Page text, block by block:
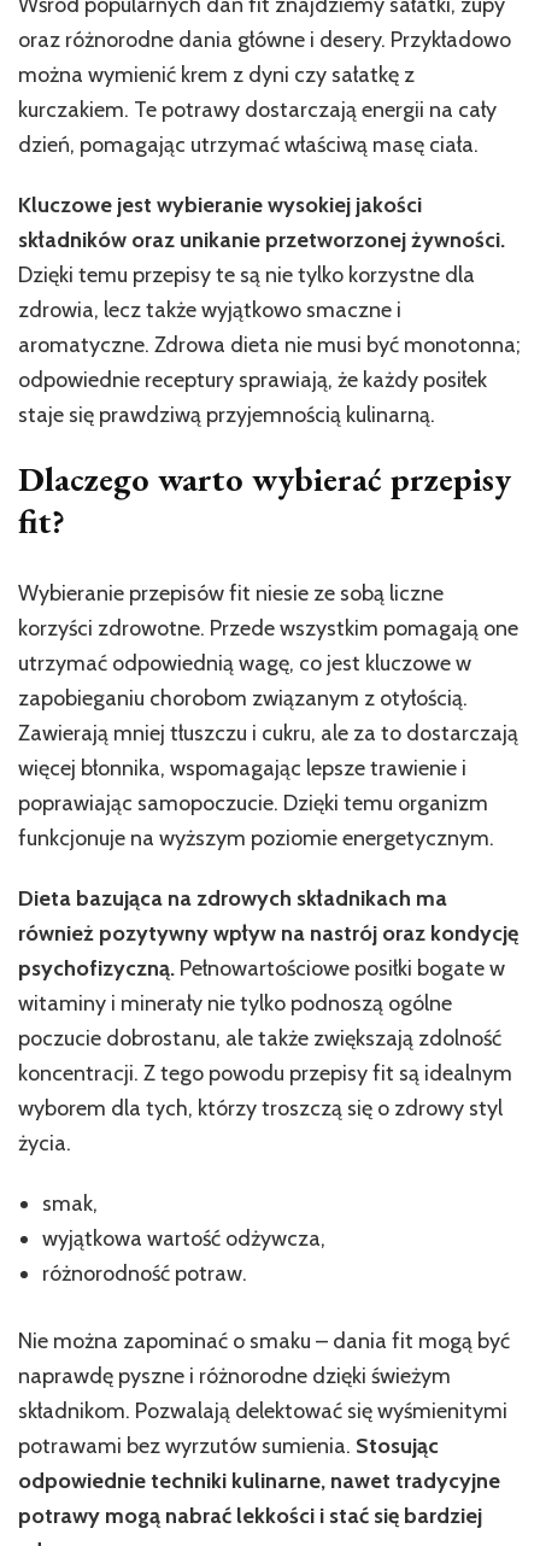
oraz różnorodne dania główne i desery. Przykładowo
można wymienić krem z dyni czy sałatkę z
kurczakiem. Te potrawy dostarczają energii na cały
dzień, pomagając utrzymać właściwą masę ciała.
Kluczowe jest wybieranie wysokiej jakości
składników oraz unikanie przetworzonej żywności.
Dzięki temu przepisy te są nie tylko korzystne dla
zdrowia, lecz także wyjątkowo smaczne i
aromatyczne. Zdrowa dieta nie musi być monotonna;
odpowiednie receptury sprawiają, że każdy posiłek
staje się prawdziwą przyjemnością kulinarną.
Dlaczego warto wybierać przepisy
fit?
Wybieranie przepisów fit niesie ze sobą liczne
korzyści zdrowotne. Przede wszystkim pomagają one
utrzymać odpowiednią wagę, co jest kluczowe w
zapobieganiu chorobom związanym z otyłością.
Zawierają mniej tłuszczu i cukru, ale za to dostarczają
więcej błonnika, wspomagając lepsze trawienie i
poprawiając samopoczucie. Dzięki temu organizm
funkcjonuje na wyższym poziomie energetycznym.
Dieta bazująca na zdrowych składnikach ma
również pozytywny wpływ na nastrój oraz kondycję
psychofizyczną. Pełnowartościowe posiłki bogate w
witaminy i minerały nie tylko podnoszą ogólne
poczucie dobrostanu, ale także zwiększają zdolność
koncentracji. Z tego powodu przepisy fit są idealnym
wyborem dla tych, którzy troszczą się o zdrowy styl
życia.
smak,
wyjątkowa wartość odżywcza,
różnorodność potraw.
Nie można zapominać o smaku – dania fit mogą być
naprawdę pyszne i różnorodne dzięki świeżym
składnikom. Pozwalają delektować się wyśmienitymi
potrawami bez wyrzutów sumienia. Stosując
odpowiednie techniki kulinarne, nawet tradycyjne
potrawy mogą nabrać lekkości i stać się bardziej